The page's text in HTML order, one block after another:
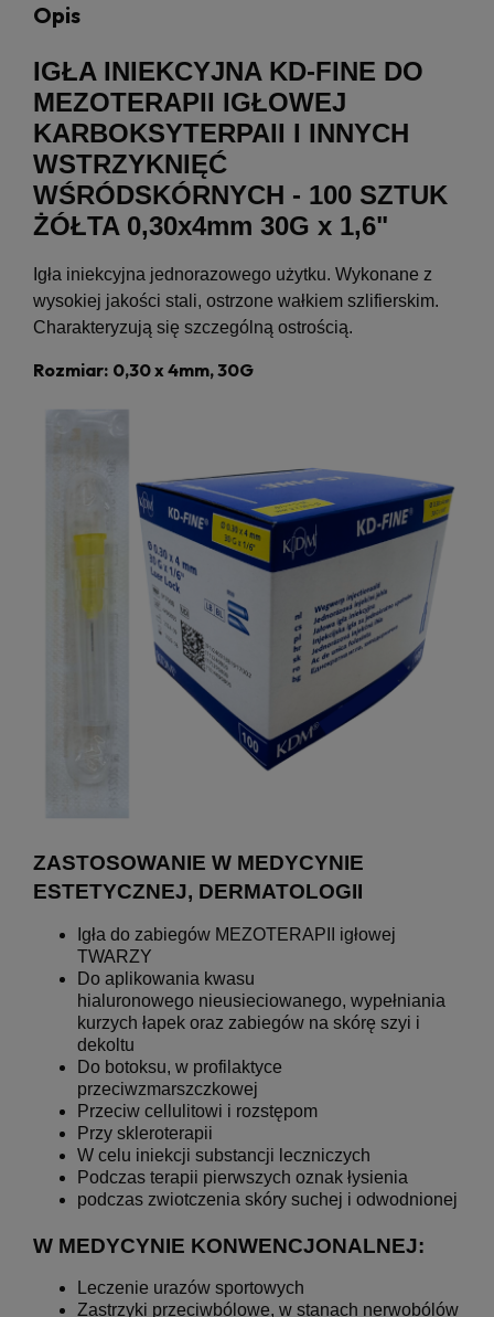
Opis
IGŁA INIEKCYJNA KD-FINE DO
MEZOTERAPII IGŁOWEJ
KARBOKSYTERPAII I INNYCH
WSTRZYKNIĘĆ
WŚRÓDSKÓRNYCH - 100 SZTUK
ŻÓŁTA 0,30x4mm 30G x 1,6"
Igła iniekcyjna jednorazowego użytku. Wykonane z
wysokiej jakości stali, ostrzone wałkiem szlifierskim.
Charakteryzują się szczególną ostrością.
Rozmiar: 0,30 x 4mm, 30G
ZASTOSOWANIE W MEDYCYNIE
ESTETYCZNEJ, DERMATOLOGII
Igła do zabiegów MEZOTERAPII igłowej
TWARZY
Do aplikowania kwasu
hialuronowego nieusieciowanego, wypełniania
kurzych łapek oraz zabiegów na skórę szyi i
dekoltu
Do botoksu, w profilaktyce
przeciwzmarszczkowej
Przeciw cellulitowi i rozstępom
Przy skleroterapii
W celu iniekcji substancji leczniczych
Podczas terapii pierwszych oznak łysienia
podczas zwiotczenia skóry suchej i odwodnionej
W MEDYCYNIE KONWENCJONALNEJ:
Leczenie urazów sportowych
Zastrzyki przeciwbólowe, w stanach nerwobólów